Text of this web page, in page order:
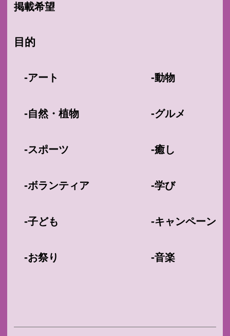
掲載希望
目的
-アート
-自然・植物
-スポーツ
-ボランティア
-子ども
-お祭り
-動物
-グルメ
-癒し
-学び
-キャンペーン
-音楽